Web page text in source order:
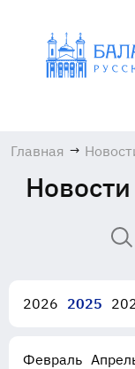
Главная →
2026 2025
Февраль